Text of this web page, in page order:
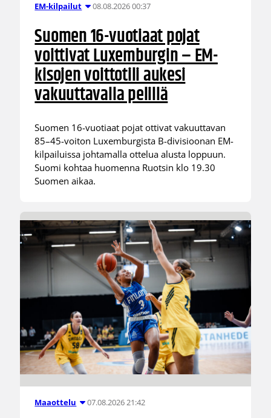
EM-kilpailut 08.08.2026 00:37
Suomen 16-vuotiaat pojat
voittivat Luxemburgin – EM-
kisojen voittotili aukesi
vakuuttavalla pelillä
Suomen 16-vuotiaat pojat ottivat vakuuttavan
85–45-voiton Luxemburgista B-divisioonan EM-
kilpailuissa johtamalla ottelua alusta loppuun.
Suomi kohtaa huomenna Ruotsin klo 19.30
Suomen aikaa.
Maaottelu 07.08.2026 21:42